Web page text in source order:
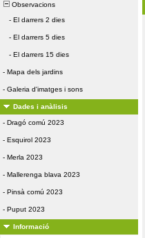
Observacions
- El darrers 2 dies
- El darrers 5 dies
- El darrers 15 dies
- Mapa dels jardins
- Galeria d'imatges i sons
Dades i anàlisis
- Dragó comú 2023
- Esquirol 2023
- Merla 2023
- Mallerenga blava 2023
- Pinsà comú 2023
- Puput 2023
Informació